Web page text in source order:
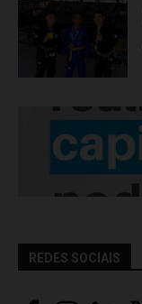
REDES SOCIAIS